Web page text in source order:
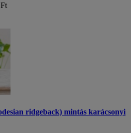
ridgeback) mintás karácsonyi